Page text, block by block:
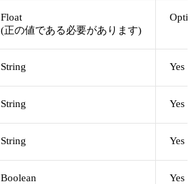
Float
(正の値である必要があります)
String Yes
String Yes
String Yes
Boolean Yes